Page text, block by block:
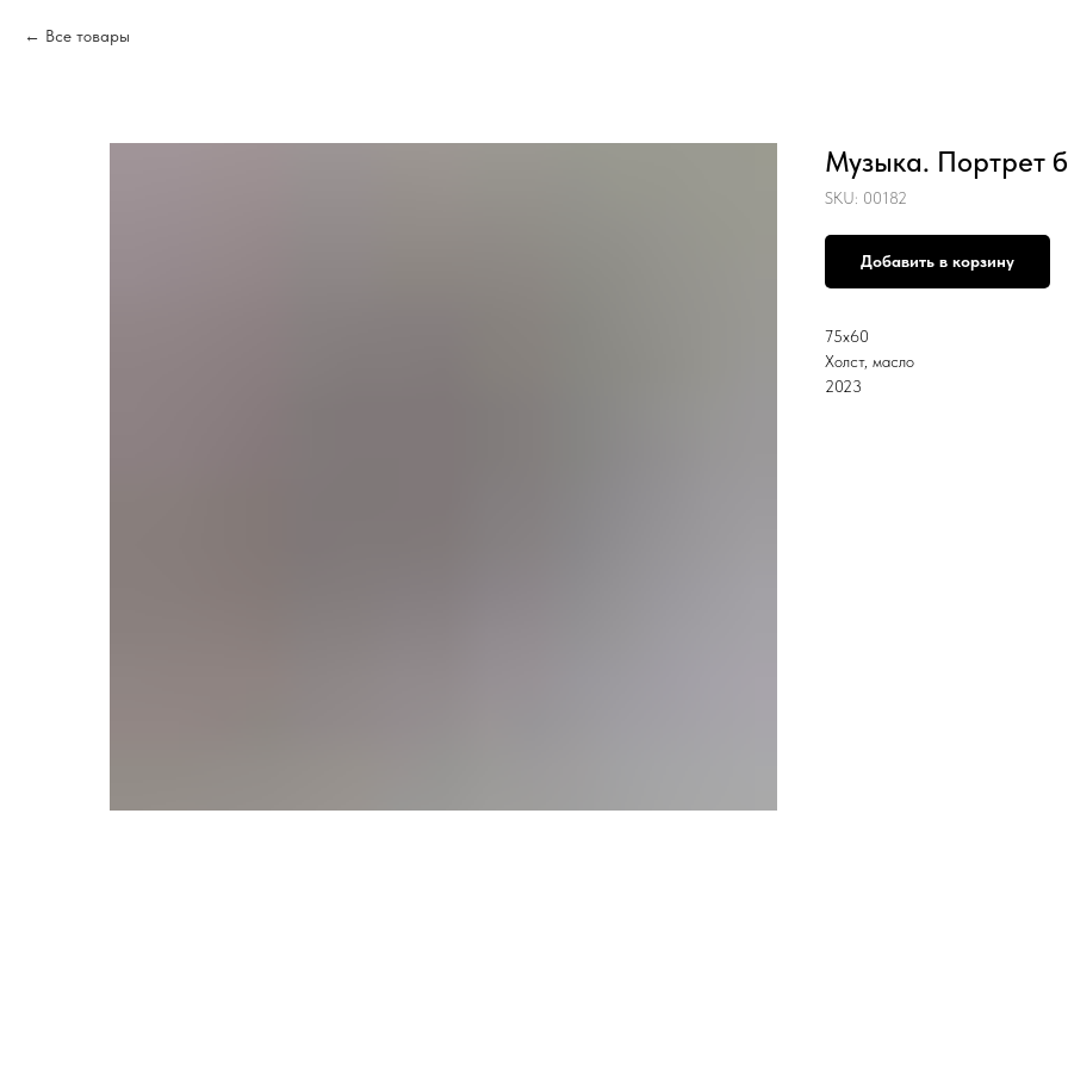
Все товары
Музыка. Портрет
SKU: 00182
Добавить в корзину
75х60
Холст, масло
2023